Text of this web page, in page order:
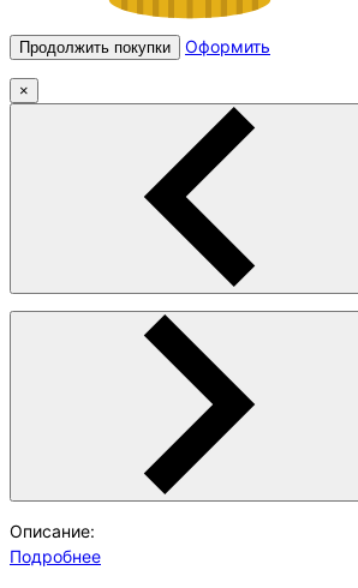
Продолжить покупки Оформить
×
Описание:
Подробнее